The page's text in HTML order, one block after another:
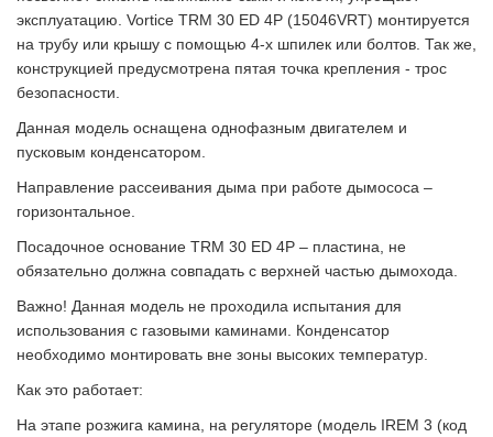
эксплуатацию. Vortice TRM 30 ED 4P (15046VRT) монтируется
на трубу или крышу с помощью 4-х шпилек или болтов. Так же,
конструкцией предусмотрена пятая точка крепления - трос
безопасности.
Данная модель оснащена однофазным двигателем и
пусковым конденсатором.
Направление рассеивания дыма при работе дымососа –
горизонтальное.
Посадочное основание TRM 30 ED 4P – пластина, не
обязательно должна совпадать с верхней частью дымохода.
Важно! Данная модель не проходила испытания для
использования с газовыми каминами. Конденсатор
необходимо монтировать вне зоны высоких температур.
Как это работает:
На этапе розжига камина, на регуляторе (модель IREM 3 (код